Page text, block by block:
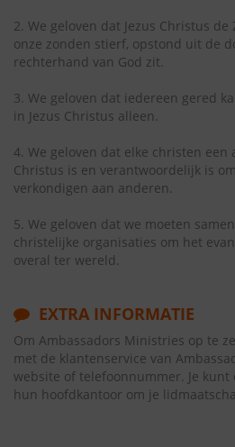
2. We geloven dat Jezus Christus de
onze zonden stierf, opstond uit de
rechterhand van God zit.
3. We geloven dat iedereen gered
in Jezus Christus alleen.
4. We geloven dat elke christen een
Christus is en verantwoordelijk is
verkondigen aan anderen.
5. We geloven dat we moeten
christelijke organisaties om het
overal ter wereld.
EXTRA INFORMATIE
Om Ambassadors Ministries op te
met de klantenservice van
website of telefoonnummer. Je
hun hoofdkantoor om je